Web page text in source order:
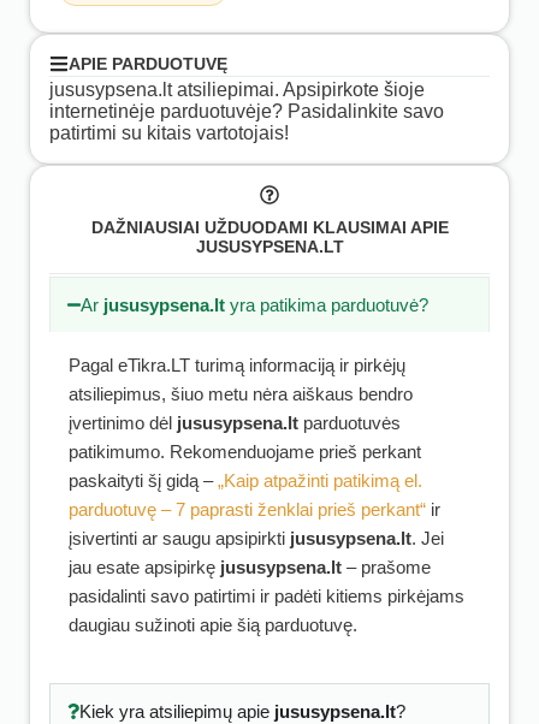
APIE PARDUOTUVĘ
jususypsena.lt atsiliepimai. Apsipirkote šioje
internetinėje parduotuvėje? Pasidalinkite savo
patirtimi su kitais vartotojais!
DAŽNIAUSIAI UŽDUODAMI KLAUSIMAI APIE
JUSUSYPSENA.LT
Ar jususypsena.lt yra patikima parduotuvė?
Pagal eTikra.LT turimą informaciją ir pirkėjų
atsiliepimus, šiuo metu nėra aiškaus bendro
įvertinimo dėl jususypsena.lt parduotuvės
patikimumo. Rekomenduojame prieš perkant
paskaityti šį gidą –„Kaip atpažinti patikimą el.
parduotuvę – 7 paprasti ženklai prieš perkant“ ir
įsivertinti ar saugu apsipirkti jususypsena.lt. Jei
jau esate apsipirkę jususypsena.lt – prašome
pasidalinti savo patirtimi ir padėti kitiems pirkėjams
daugiau sužinoti apie šią parduotuvę.
Kiek yra atsiliepimų apie jususypsena.lt?